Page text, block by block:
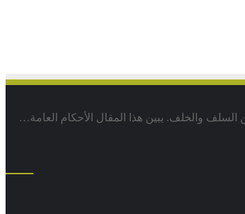
والخلف. يبين هذا المقال الأحكام العامة…